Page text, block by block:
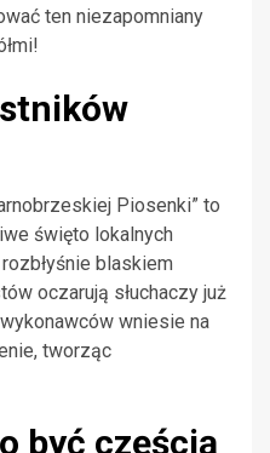
ten niezapomniany
Piosenki” to
święto lokalnych
blaskiem
oczarują słuchaczy już
wniesie na
tworząc
być częścią